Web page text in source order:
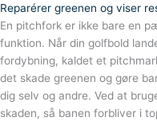
Reparérer greenen og viser
En pitchfork er ikke bare en
funktion. Når din golfbold
fordybning, kaldet et
det skade greenen og gøre
dig selv og andre. Ved at
skaden, så banen forbliver i